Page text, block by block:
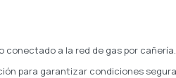
a la red de gas por cañería.
para garantizar condiciones